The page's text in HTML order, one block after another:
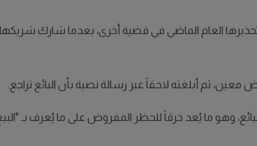
العام الماضي في قضية أخرى، بعدما شارك
ثم أبلغته لاحقاً عبر رسالة نصية بأن البائع تراجع.